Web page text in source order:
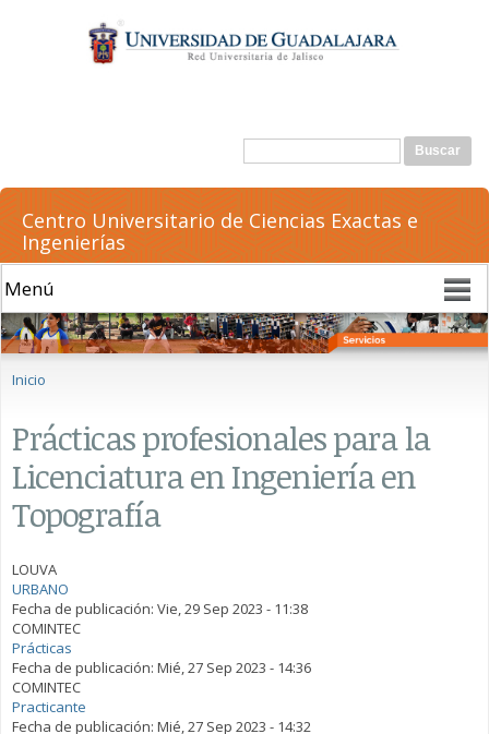
contenido
principal
Formulario de búsqueda
Buscar
Centro Universitario de Ciencias Exactas e
Ingenierías
Inicio
Prácticas profesionales para la
Licenciatura en Ingeniería en
Topografía
LOUVA
URBANO
Fecha de publicación: Vie, 29 Sep 2023 - 11:38
COMINTEC
Prácticas
Fecha de publicación: Mié, 27 Sep 2023 - 14:36
COMINTEC
Practicante
Fecha de publicación: Mié, 27 Sep 2023 - 14:32